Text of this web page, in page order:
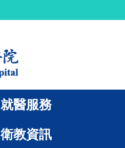
就醫服務
衛教資訊